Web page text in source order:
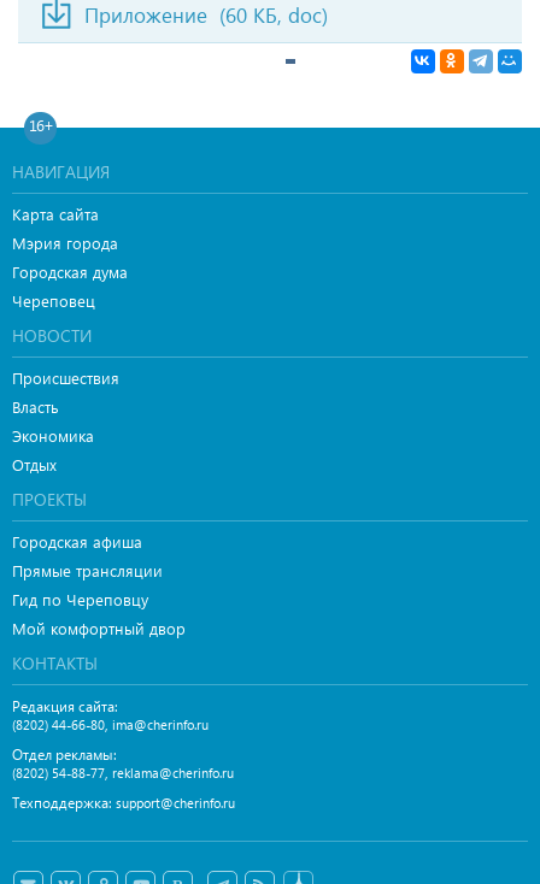
Приложение (60 КБ, doc)
16+
НАВИГАЦИЯ
Карта сайта
Мэрия города
Городская дума
Череповец
НОВОСТИ
Происшествия
Власть
Экономика
Отдых
ПРОЕКТЫ
Городская афиша
Прямые трансляции
Гид по Череповцу
Мой комфортный двор
КОНТАКТЫ
Редакция сайта:
(8202) 44-66-80, ima@cherinfo.ru
Отдел рекламы:
(8202) 54-88-77, reklama@cherinfo.ru
Техподдержка: support@cherinfo.ru